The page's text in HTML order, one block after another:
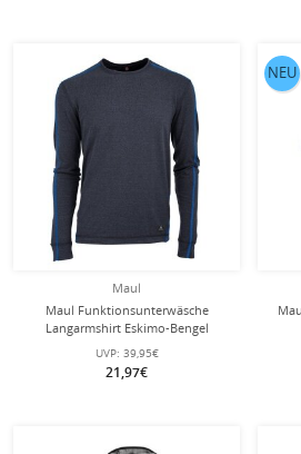
Maul
Maul Funktionsunterwäsche
Langarmshirt Eskimo-Bengel
(antibakteriell, atmungsaktiv,
elastisch) navyblau Herren
UVP: 39,95€
21,97€
NEU